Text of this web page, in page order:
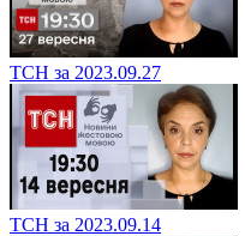
ТСН за 2023.09.27
ТСН за 2023.09.14